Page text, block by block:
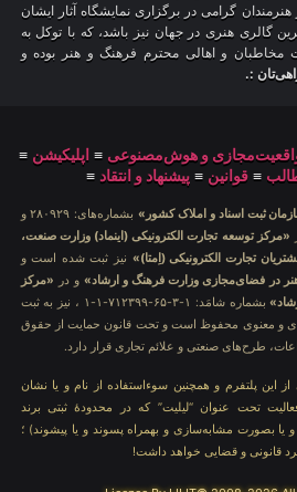
گرامی در برگزاری نمایشگاه آثار ایشان
گالری هنری در جهان نیز باشد، که با توکل به
مخاطبان و اهالی محترم فرهنگ و هنر بوده و
:.
و هوش‌مصنوعی ≡ اپلیکیشن ≡
≡ قوانین ≡ پیشنهاد و انتقاد ≡
ثبت اسناد و املاک کشور»
بشماره‌های: ۲۸۰۹۲۹ و
«مرکز توسعه تجارت الکترونیکی (اینماد) وزارت صنعت،
تجارت الکترونیکی (اِمتا)» نیز ثبت شده است و
در فضای‌مجازی وزارت فرهنگ و ارشاد» و در «مرکز
بشماره شامَد: ۱-۳-۶۵-۷۱۲۳۹۹-۱-۱ ، نیز به ثبت
و معنوی محفوظ است و تحت قانون حمایت از حقوق
طرح‌های صنعتی و علائم تجاری قرار دارد.
از این پلتفرم و همچنین سوءاستفاده از نام و یا نشان
تحت عنوان “لیلیت” که در محدودهٔ ثبتی برند
و یا بصورت مشابه‌سازی و بهمراه پسوند و یا پیشوند) ؛
قانونی و قضایی خواهد داشت!